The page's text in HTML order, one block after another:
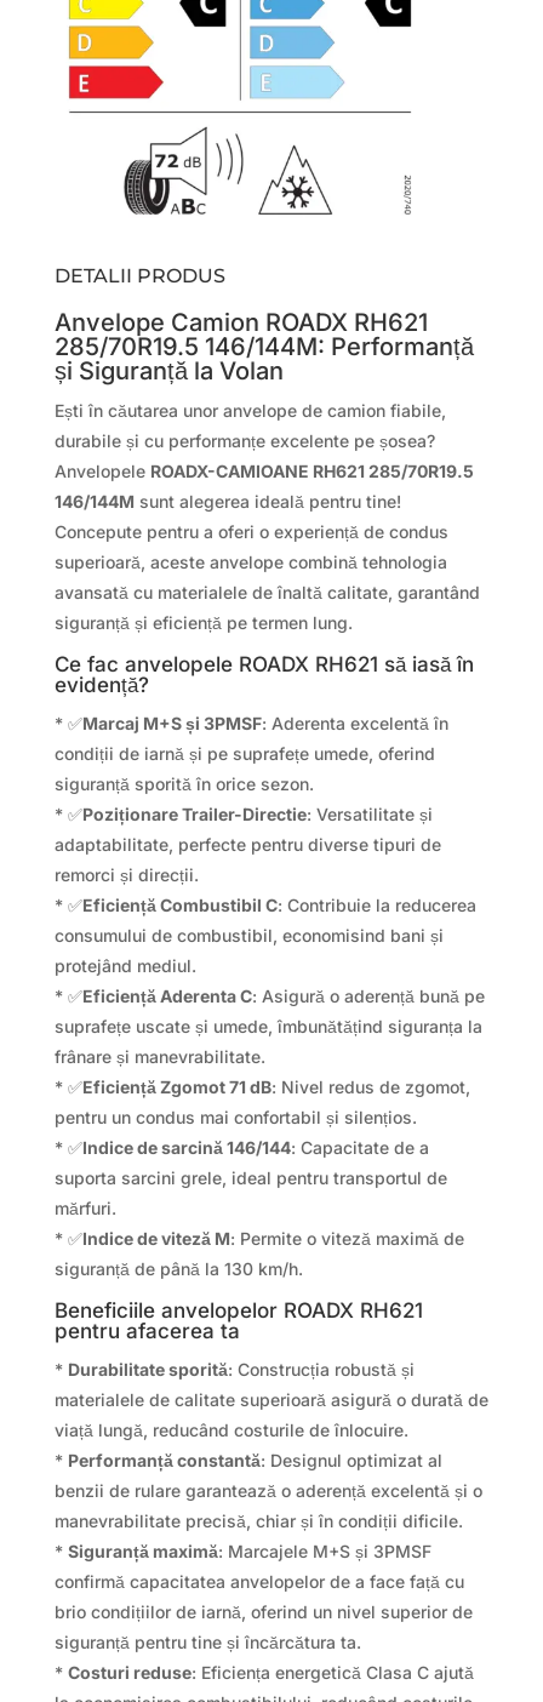
DETALII PRODUS
Anvelope Camion ROADX RH621
285/70R19.5 146/144M: Performanță
și Siguranță la Volan
Ești în căutarea unor anvelope de camion fiabile,
durabile și cu performanțe excelente pe șosea?
Anvelopele ROADX-CAMIOANE RH621 285/70R19.5
146/144M sunt alegerea ideală pentru tine!
Concepute pentru a oferi o experiență de condus
superioară, aceste anvelope combină tehnologia
avansată cu materialele de înaltă calitate, garantând
siguranță și eficiență pe termen lung.
Ce fac anvelopele ROADX RH621 să iasă în
evidență?
* ✅Marcaj M+S și 3PMSF: Aderenta excelentă în
condiții de iarnă și pe suprafețe umede, oferind
siguranță sporită în orice sezon.
* ✅Poziționare Trailer-Directie: Versatilitate și
adaptabilitate, perfecte pentru diverse tipuri de
remorci și direcții.
* ✅Eficiență Combustibil C: Contribuie la reducerea
consumului de combustibil, economisind bani și
protejând mediul.
* ✅Eficiență Aderenta C: Asigură o aderență bună pe
suprafețe uscate și umede, îmbunătățind siguranța la
frânare și manevrabilitate.
* ✅Eficiență Zgomot 71 dB: Nivel redus de zgomot,
pentru un condus mai confortabil și silențios.
* ✅Indice de sarcină 146/144: Capacitate de a
suporta sarcini grele, ideal pentru transportul de
mărfuri.
* ✅Indice de viteză M: Permite o viteză maximă de
siguranță de până la 130 km/h.
Beneficiile anvelopelor ROADX RH621
pentru afacerea ta
* Durabilitate sporită: Construcția robustă și
materialele de calitate superioară asigură o durată de
viață lungă, reducând costurile de înlocuire.
* Performanță constantă: Designul optimizat al
benzii de rulare garantează o aderență excelentă și o
manevrabilitate precisă, chiar și în condiții dificile.
* Siguranță maximă: Marcajele M+S și 3PMSF
confirmă capacitatea anvelopelor de a face față cu
brio condițiilor de iarnă, oferind un nivel superior de
siguranță pentru tine și încărcătura ta.
* Costuri reduse: Eficiența energetică Clasa C ajută